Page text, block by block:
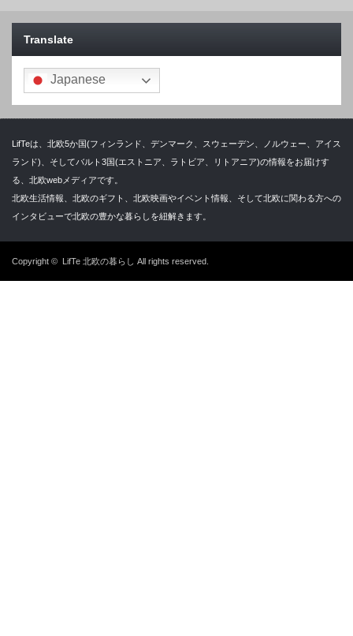
Translate
Japanese
LifTeは、北欧5か国(フィンランド、デンマーク、スウェーデン、ノルウェー、アイス
ランド)、そしてバルト3国(エストニア、ラトビア、リトアニア)の情報をお届けす
る、北欧webメディアです。
北欧生活情報、北欧のギフト、北欧映画やイベント情報、そして北欧に関わる方への
インタビューで北欧の豊かな暮らしを紐解きます。
Copyright © LifTe 北欧の暮らし All rights reserved.